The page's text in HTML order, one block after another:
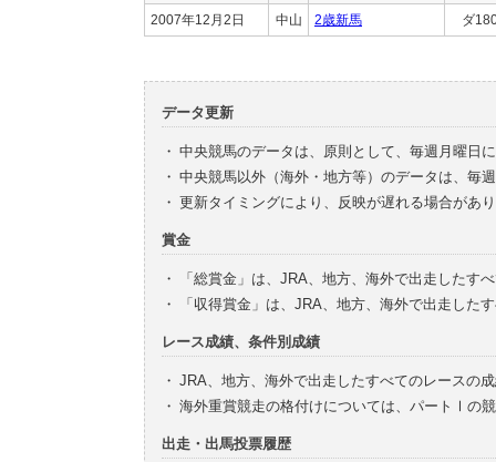
2007年12月2日 中山 2歳新馬 ダ
データ更新
・ 中央競馬のデータは、原則として、毎週月曜日
・ 中央競馬以外（海外・地方等）のデータは、毎
・ 更新タイミングにより、反映が遅れる場合があ
賞金
・
「総賞金」は、JRA、地方、海外で出走したす
・
「収得賞金」は、JRA、地方、海外で出走した
レース成績、条件別成績
・ JRA、地方、海外で出走したすべてのレースの
・ 海外重賞競走の格付けについては、パートⅠの
出走・出馬投票履歴